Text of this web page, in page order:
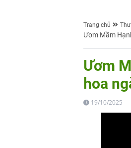
Trang chủ
Ươm Mầm
Ươm
hoa
19/10/2025